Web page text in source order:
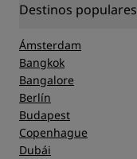
Destinos populares
Ámsterdam
Bangkok
Bangalore
Berlín
Budapest
Copenhague
Dubái